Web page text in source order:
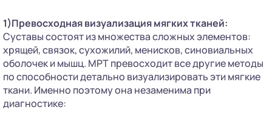
1)Превосходная визуализация мягких тканей:
Суставы состоят из множества сложных элементов:
хрящей, связок, сухожилий, менисков, синовиальных
оболочек и мышц. МРТ превосходит все другие методы
по способности детально визуализировать эти мягкие
ткани. Именно поэтому она незаменима при
диагностике: